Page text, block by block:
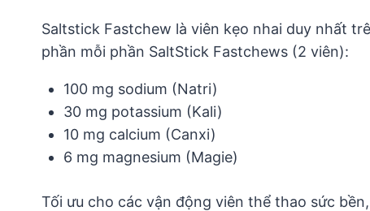
Saltstick Fastchew là viên kẹo nhai duy nhất
phần mỗi phần SaltStick Fastchews (2 viên):
100 mg sodium (Natri)
30 mg potassium (Kali)
10 mg calcium (Canxi)
6 mg magnesium (Magie)
Tối ưu cho các vận động viên thể thao sức